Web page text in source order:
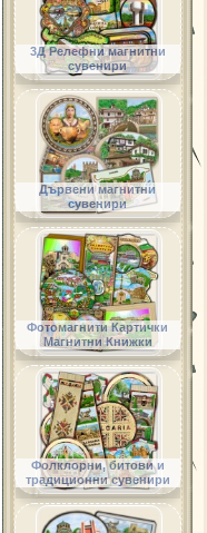
3Д Релефни магнитни
сувенири
Дървени магнитни
сувенири
Фотомагнити Картички
Магнитни Книжки
Фолклорни, битови и
традиционни сувенири